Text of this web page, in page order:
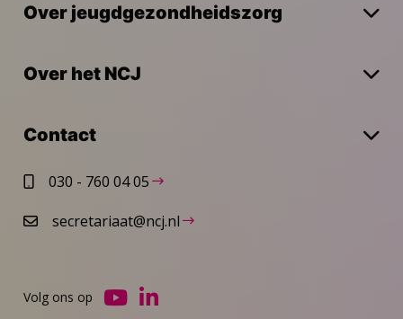
Over jeugdgezondheidszorg
Over het NCJ
Contact
030 - 760 04 05
secretariaat@ncj.nl
Volg ons op
Ga Ga